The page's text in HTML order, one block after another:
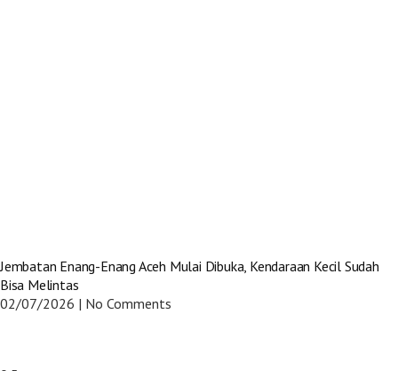
Jembatan Enang-Enang Aceh Mulai Dibuka, Kendaraan Kecil Sudah
Bisa Melintas
02/07/2026
No Comments